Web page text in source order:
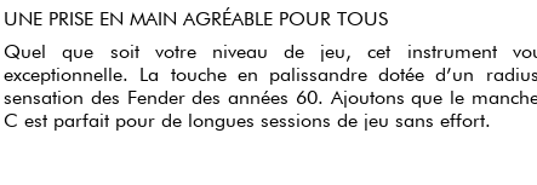
UNE PRISE EN MAIN AGRÉABLE POUR TOUS
Quel que soit votre niveau de jeu, cet instrument
exceptionnelle. La touche en palissandre dotée d’un
sensation des Fender des années 60. Ajoutons que le
C est parfait pour de longues sessions de jeu sans effort.